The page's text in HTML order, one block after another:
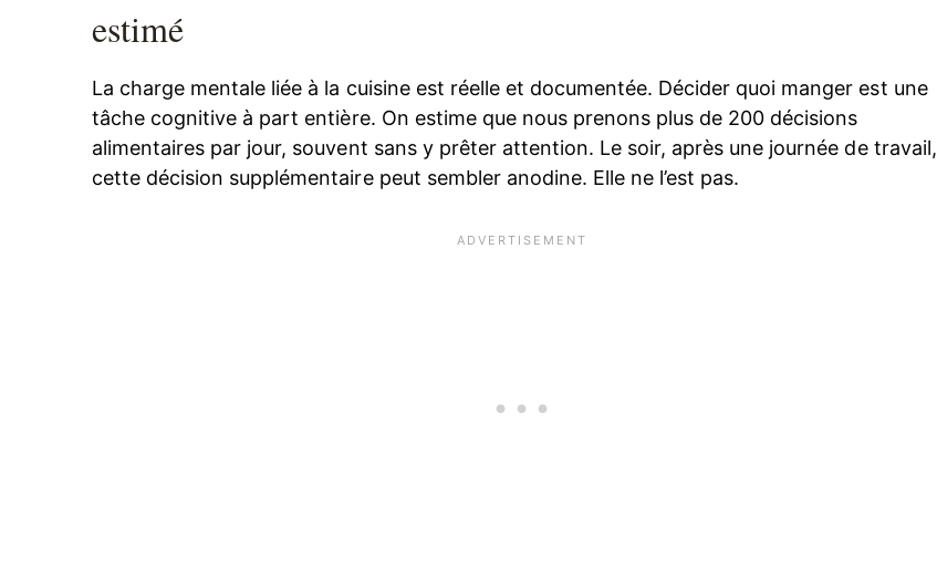
estimé
La charge mentale liée à la cuisine est réelle et documentée. Décider quoi manger est une
tâche cognitive à part entière. On estime que nous prenons plus de 200 décisions
alimentaires par jour, souvent sans y prêter attention. Le soir, après une journée de travail,
cette décision supplémentaire peut sembler anodine. Elle ne l’est pas.